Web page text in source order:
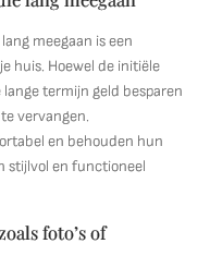
meegaan is een
huis. Hoewel de initiële
termijn geld besparen
vervangen.
en behouden hun
stijlvol en functioneel
foto’s of